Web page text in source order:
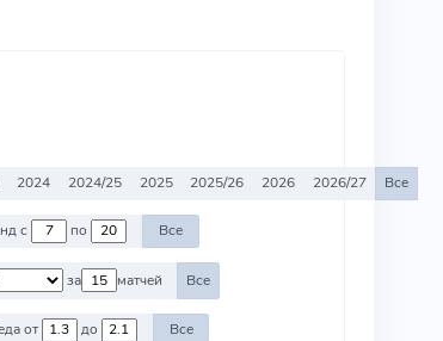
2024 2024/25 2025 2025/26 2026 2026/27 Все
Против команд с по Все
за матчей Все
Победа от до Все